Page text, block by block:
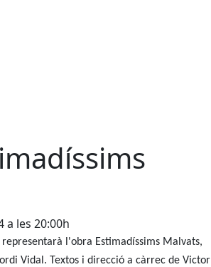
a les 20:00h
l'obra Estimadíssims Malvats,
Vidal. Textos i direcció a càrrec de Victor